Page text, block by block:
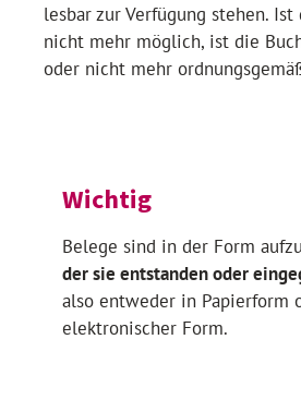
lesbar zur Verfügung stehen.
nicht mehr möglich, ist die
oder nicht mehr
Wichtig
Belege sind in der Form
der sie entstanden oder
also entweder in Papierform
elektronischer Form.